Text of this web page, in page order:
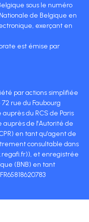
sous le numéro
de Belgique en
exerçant en
est émise par
par actions simplifiée
rue du Faubourg
du RCS de Paris
auprès de l'Autorité de
en tant qu'agent de
consultable dans
et enregistrée
(BNB) en tant